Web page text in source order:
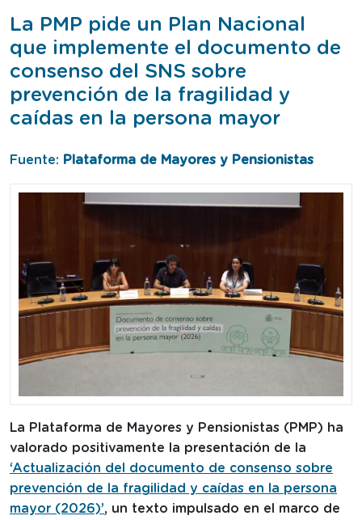
La PMP pide un Plan Nacional
que implemente el documento de
consenso del SNS sobre
prevención de la fragilidad y
caídas en la persona mayor
Fuente: Plataforma de Mayores y Pensionistas
La Plataforma de Mayores y Pensionistas (PMP) ha
valorado positivamente la presentación de la
‘Actualización del documento de consenso sobre
prevención de la fragilidad y caídas en la persona
mayor (2026)’, un texto impulsado en el marco de